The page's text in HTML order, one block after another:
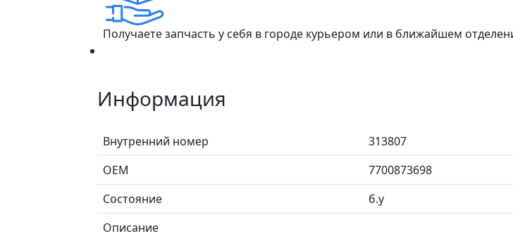
Получаете запчасть у себя в городе курьером или в ближайшем
Информация
Внутренний номер
313807
ОЕМ
7700873698
Состояние
б.у
Описание